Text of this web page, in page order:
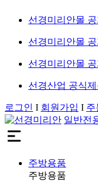
선경미리안몰
선경미리안몰
선경미리안몰
선경산업 공식
로그인 I 회원가입 I 주
일반전
주방용품
주방용품